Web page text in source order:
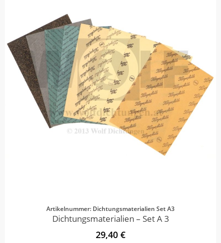
Artikelnummer: Dichtungsmaterialien Set A3
Dichtungsmaterialien – Set A 3
29,40 €